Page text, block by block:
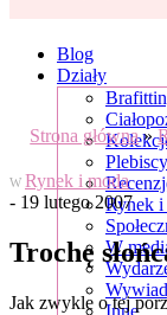
Blog
Działy
Rynek i
W
Inne
Strona główna»
W Rynek i moda
- 19 lutego 2007
Trochę
Jak zwykle o tej